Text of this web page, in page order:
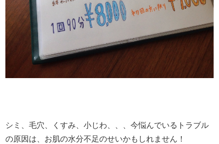
シミ、毛穴、くすみ、小じわ、、、今悩んでいるトラブル
の原因は、お肌の水分不足のせいかもしれません！